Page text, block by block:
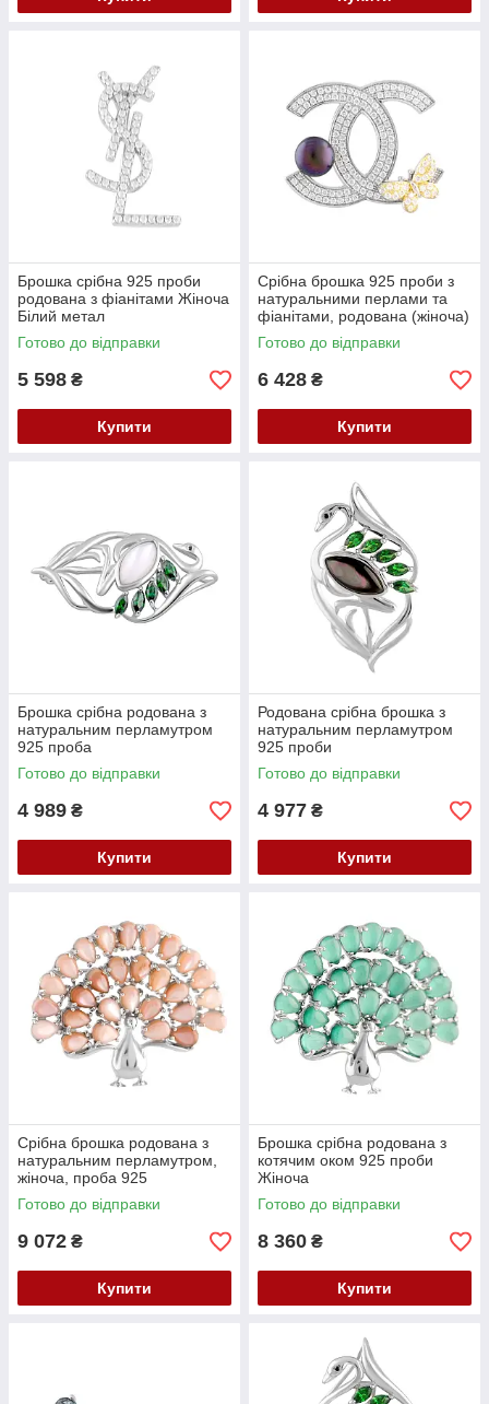
Брошка срібна 925 проби
родована з фіанітами Жіноча
Білий метал
Готово до відправки
5 598 ₴
Купити
Срібна брошка 925 проби з
натуральними перлами та
фіанітами, родована (жіноча)
Готово до відправки
6 428 ₴
Купити
Брошка срібна родована з
натуральним перламутром
925 проба
Готово до відправки
4 989 ₴
Купити
Родована срібна брошка з
натуральним перламутром
925 проби
Готово до відправки
4 977 ₴
Купити
Срібна брошка родована з
натуральним перламутром,
жіноча, проба 925
Готово до відправки
9 072 ₴
Купити
Брошка срібна родована з
котячим оком 925 проби
Жіноча
Готово до відправки
8 360 ₴
Купити